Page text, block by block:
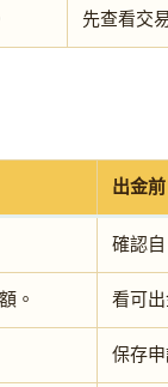
先查看交
出金前
確認
。 看可
保存